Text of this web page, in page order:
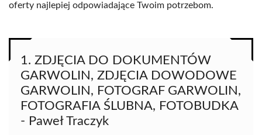
oferty najlepiej odpowiadające Twoim potrzebom.
1. ZDJĘCIA DO DOKUMENTÓW
GARWOLIN, ZDJĘCIA DOWODOWE
GARWOLIN, FOTOGRAF GARWOLIN,
FOTOGRAFIA ŚLUBNA, FOTOBUDKA
- Paweł Traczyk